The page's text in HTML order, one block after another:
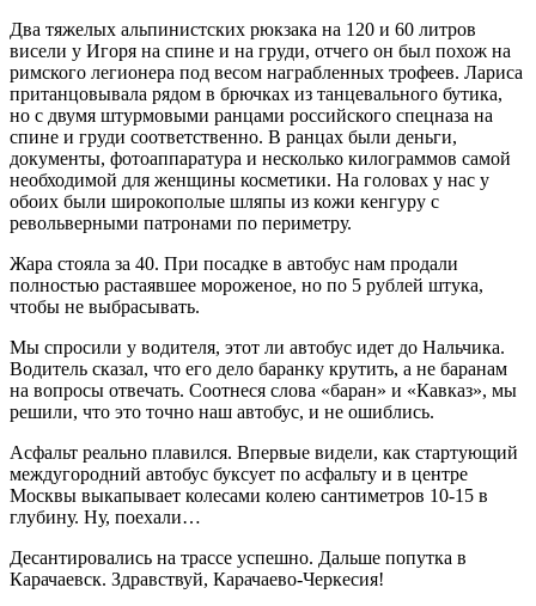
Два тяжелых альпинистских рюкзака на 120 и 60 литров
висели у Игоря на спине и на груди, отчего он был похож на
римского легионера под весом награбленных трофеев. Лариса
пританцовывала рядом в брючках из танцевального бутика,
но с двумя штурмовыми ранцами российского спецназа на
спине и груди соответственно. В ранцах были деньги,
документы, фотоаппаратура и несколько килограммов самой
необходимой для женщины косметики. На головах у нас у
обоих были широкополые шляпы из кожи кенгуру с
револьверными патронами по периметру.
Жара стояла за 40. При посадке в автобус нам продали
полностью растаявшее мороженое, но по 5 рублей штука,
чтобы не выбрасывать.
Мы спросили у водителя, этот ли автобус идет до Нальчика.
Водитель сказал, что его дело баранку крутить, а не баранам
на вопросы отвечать. Соотнеся слова «баран» и «Кавказ», мы
решили, что это точно наш автобус, и не ошиблись.
Асфальт реально плавился. Впервые видели, как стартующий
междугородний автобус буксует по асфальту и в центре
Москвы выкапывает колесами колею сантиметров 10-15 в
глубину. Ну, поехали…
Десантировались на трассе успешно. Дальше попутка в
Карачаевск. Здравствуй, Карачаево-Черкесия!